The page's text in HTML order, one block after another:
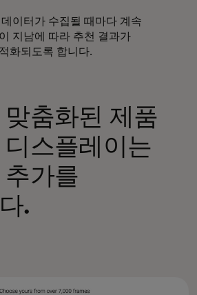
이터가 수집될 때마다 계속
지남에 따라 추천 결과가
화되도록 합니다.
춤화된 제품
스플레이는
추가를
.